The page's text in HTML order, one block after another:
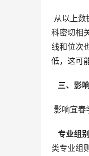
科密切相
线和位次
低，这可
三、影
影响宜春
专业组
类专业组